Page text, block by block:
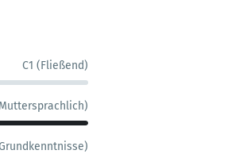
C1 (Fließend)